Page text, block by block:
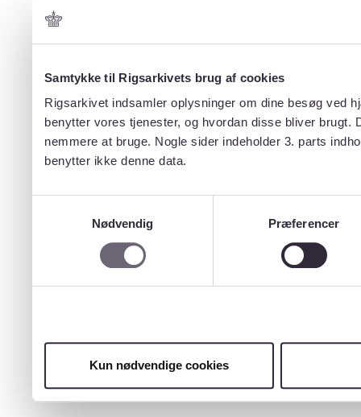
Samtykke til Rigsarkivets brug af cookies
Rigsarkivet indsamler oplysninger om dine besøg ved
benytter vores tjenester, og hvordan disse bliver
nemmere at bruge. Nogle sider indeholder 3. parts
benytter ikke denne data.
Nødvendig
Præferencer
Kun nødvendige cookies